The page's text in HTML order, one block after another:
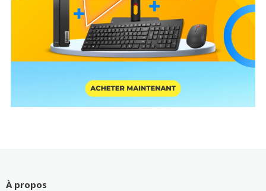
À propos